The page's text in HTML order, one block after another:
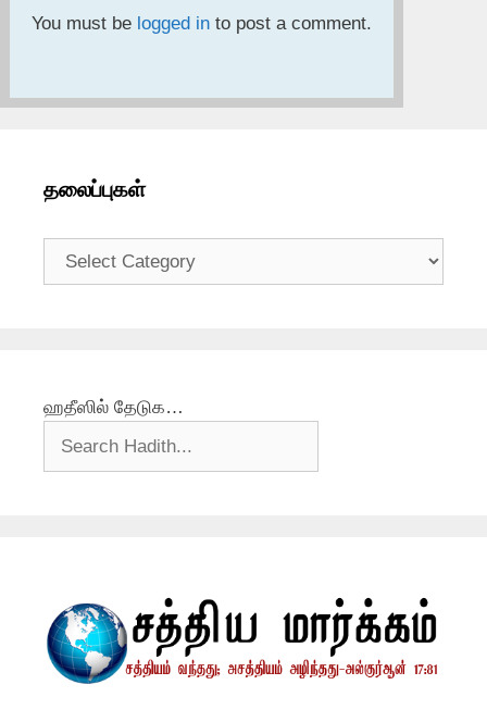
You must be logged in to post a comment.
தலைப்புகள்
தலைப்புகள்
ஹதீஸில் தேடுக…